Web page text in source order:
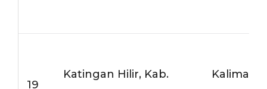
19
Katingan Hilir, Kab.